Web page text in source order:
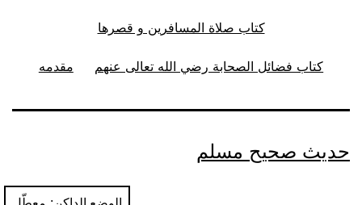
كتاب صلاة المسافرين و قصرها
كتاب فضائل الصحابة رضي الله تعالى عنهم مقدمه
حديث صحيح مسلم